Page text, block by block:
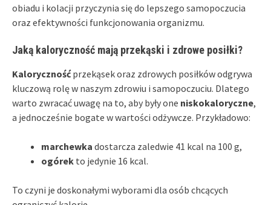
obiadu i kolacji przyczynia się do lepszego samopoczucia
oraz efektywności funkcjonowania organizmu.
Jaką kaloryczność mają przekąski i zdrowe posiłki?
Kalorycznośćprzekąsek oraz zdrowych posiłków odgrywa
kluczową rolę w naszym zdrowiu i samopoczuciu. Dlatego
warto zwracać uwagę na to, aby były one niskokaloryczne,
a jednocześnie bogate w wartości odżywcze. Przykładowo:
marchewka dostarcza zaledwie 41 kcal na 100 g,
ogórek to jedynie 16 kcal.
To czyni je doskonałymi wyborami dla osób chcących